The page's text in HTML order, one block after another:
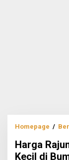
Homepage /
Harga
Kecil di